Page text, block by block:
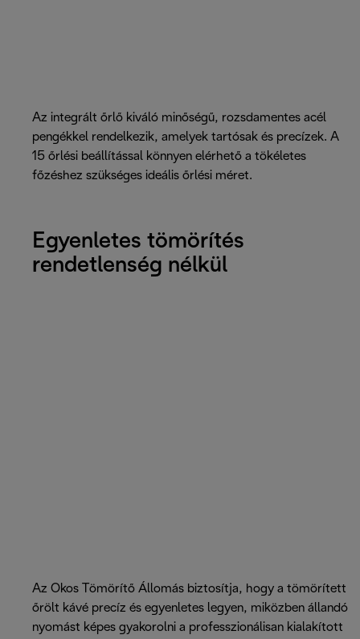
Az integrált őrlő kiváló minőségű, rozsdamentes acél
pengékkel rendelkezik, amelyek tartósak és precízek. A
15 őrlési beállítással könnyen elérhető a tökéletes
főzéshez szükséges ideális őrlési méret.
Egyenletes tömörítés
rendetlenség nélkül
Az Okos Tömörítő Állomás biztosítja, hogy a tömörített
őrölt kávé precíz és egyenletes legyen, miközben állandó
nyomást képes gyakorolni a professzionálisan kialakított